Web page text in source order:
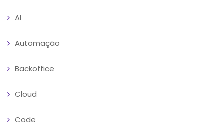
AI
Automação
Backoffice
Cloud
Code